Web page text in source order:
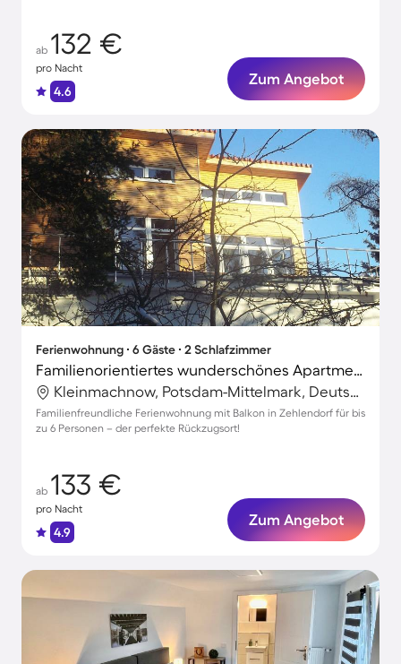
ab 132 €
pro Nacht
4.6
Zum Angebot
Ferienwohnung ∙ 6 Gäste ∙ 2 Schlafzimmer
Familienorientiertes wunderschönes Apartment mit Garten | Ideal für Homeoffice
Kleinmachnow, Potsdam-Mittelmark, Deutschland
Familienfreundliche Ferienwohnung mit Balkon in Zehlendorf für bis
zu 6 Personen – der perfekte Rückzugsort!
ab 133 €
pro Nacht
4.9
Zum Angebot